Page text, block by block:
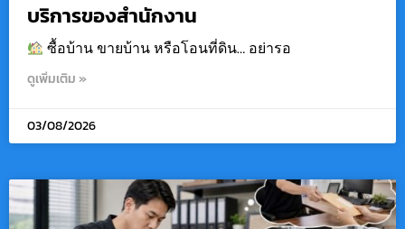
บริการของสำนักงาน
ซื้อบ้าน ขายบ้าน หรือโอนที่ดิน… อย่ารอ
ดูเพิ่มเติม »
03/08/2026